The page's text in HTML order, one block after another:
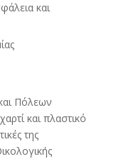
και
Πόλεων
και πλαστικό
της